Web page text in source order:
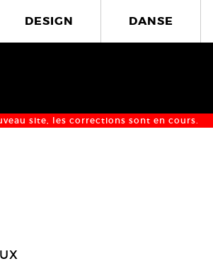
DESIGN DANSE
site, les corrections sont en cours.